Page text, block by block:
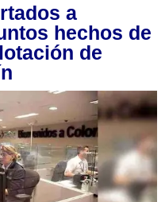
a
hechos de
de